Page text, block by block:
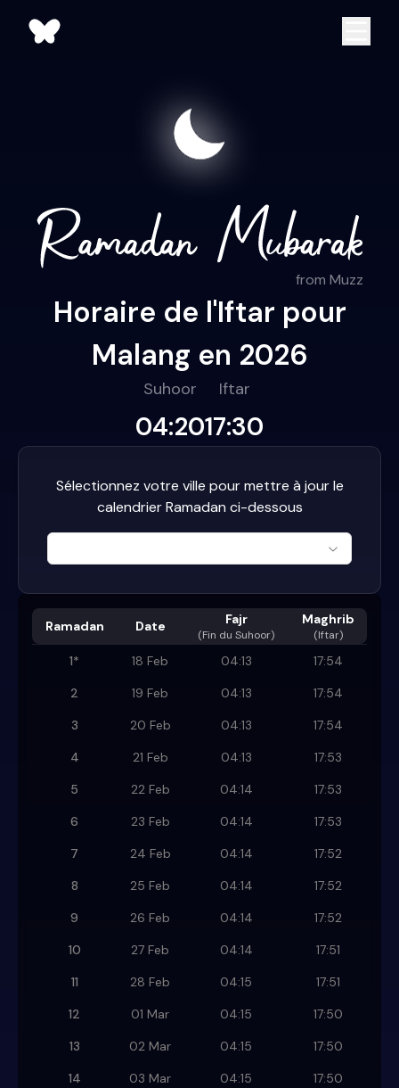
from Muzz
Horaire de l'Iftar pour
Malang en 2026
Suhoor
04:20
Iftar
17:30
Sélectionnez votre ville pour mettre à jour le
calendrier Ramadan ci-dessous
Ramadan Date Fajr
(Fin du Suhoor)
Maghrib
(Iftar)
1* 18 Feb 04:13
17:54
2
19 Feb 04:13
17:54
3
20 Feb 04:13
17:54
4
21 Feb 04:13
17:53
5
22 Feb 04:14
17:53
6
23 Feb 04:14
17:53
7
24 Feb 04:14
17:52
8
25 Feb 04:14
17:52
9
26 Feb 04:14
17:52
10
27 Feb 04:14
17:51
11
28 Feb 04:15
17:51
12
01 Mar 04:15
17:50
13
02 Mar 04:15
17:50
14
03 Mar 04:15
17:50